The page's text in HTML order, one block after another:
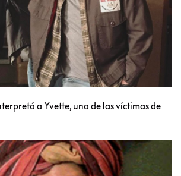
a Yvette, una de las víctimas de